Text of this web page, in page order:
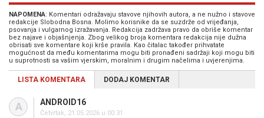
NAPOMENA: Komentari odražavaju stavove njihovih autora, a ne nužno i stavove
redakcije Slobodna Bosna. Molimo korisnike da se suzdrže od vrijeđanja,
psovanja i vulgarnog izražavanja. Redakcija zadržava pravo da obriše komentar
bez najave i objašnjenja. Zbog velikog broja komentara redakcija nije dužna
obrisati sve komentare koji krše pravila. Kao čitalac također prihvatate
mogućnost da među komentarima mogu biti pronađeni sadržaji koji mogu biti
u suprotnosti sa vašim vjerskim, moralnim i drugim načelima i uvjerenjima.
LISTA KOMENTARA DODAJ KOMENTAR
A ANDROID16
Četvrtak, 21.05.2026 u 00:31